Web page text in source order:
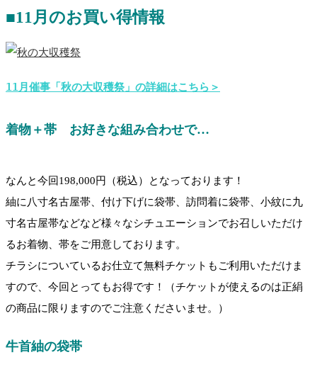
■11月のお買い得情報
11月催事「秋の大収穫祭」の詳細はこちら＞
着物＋帯 お好きな組み合わせで…
なんと今回198,000円（税込）となっております！
紬に八寸名古屋帯、付け下げに袋帯、訪問着に袋帯、小紋に九
寸名古屋帯などなど様々なシチュエーションでお召しいただけ
るお着物、帯をご用意しております。
チラシについているお仕立て無料チケットもご利用いただけま
すので、今回とってもお得です！（チケットが使えるのは正絹
の商品に限りますのでご注意くださいませ。）
牛首紬の袋帯